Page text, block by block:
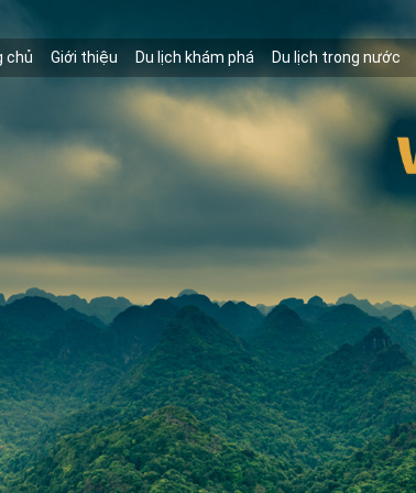
chủ Giới thiệu Du lịch khám phá Du lịch trong nước